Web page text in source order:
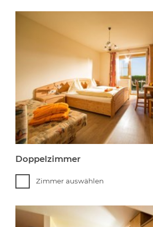
Doppelzimmer
Zimmer auswählen